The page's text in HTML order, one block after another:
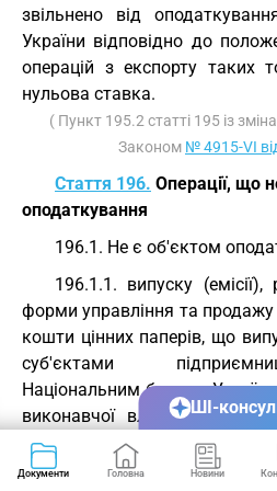
звільнено від
України відповідно до
операцій з експорту таких
нульова ставка.
( Пункт 195.2 статті 195 із
Законом № 4915-VI
Стаття 196. Операції, що
оподаткування
196.1. Не є об'єктом
196.1.1. випуску
форми управління та
кошти цінних паперів, що
суб'єктами
Національним банком
виконавчої влади, що
реалізує державну
реалізує державну
Документи Головна Новини
ШІ-